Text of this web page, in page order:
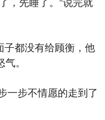
，先睡了。”说完就
都没有给顾衡，他
。
步不情愿的走到了